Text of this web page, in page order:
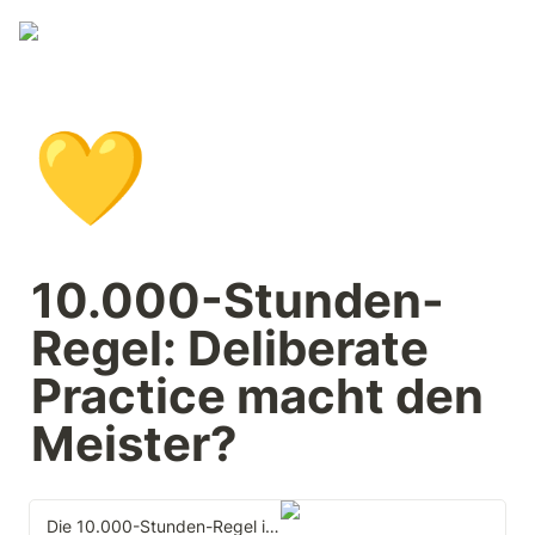
💛
10.000-Stunden-
Regel: Deliberate
Practice macht den
Meister?
Die 10.000-Stunden-Regel ist falsch! (Neue Forschungsergebnisse)